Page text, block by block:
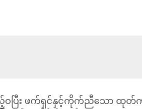
ည့်ဝပြီး ဖက်ရှင်နှင့်ကိုက်ညီသော ထုတ်